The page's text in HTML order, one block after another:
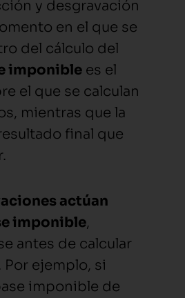
y desgravación
en el que se
del cálculo del
imponible es el
el que se calculan
mientras que la
final que
actúan
imponible,
antes de calcular
ejemplo, si
imponible de